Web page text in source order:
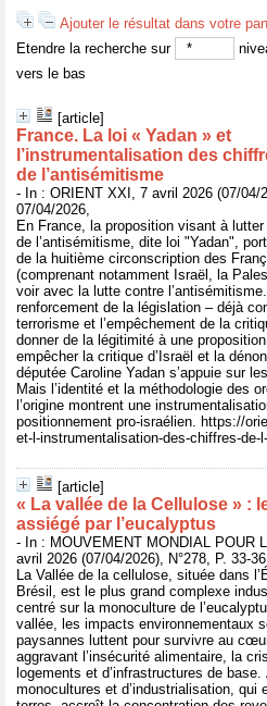
Ajouter le résultat dans votre
Etendre la recherche sur
vers le bas
[article]
France. La loi « Yadan » et
l’instrumentalisation des
de l’antisémitisme
- In : ORIENT XXI, 7 avril 2026 (07/04/
07/04/2026,
En France, la proposition visant à
de l’antisémitisme, dite loi "Yadan",
de la huitième circonscription des
(comprenant notamment Israël, la
voir avec la lutte contre
renforcement de la législation – déjà
terrorisme et l’empêchement de la
donner de la légitimité à une
empêcher la critique d’Israël et la
députée Caroline Yadan s’appuie sur
Mais l’identité et la méthodologie des
l’origine montrent une
positionnement pro-israélien. https://
et-l-instrumentalisation-des-chiffres-de-
[article]
« La vallée de la Cellulose » :
assiégé par l’eucalyptus
- In : MOUVEMENT MONDIAL POUR
avril 2026 (07/04/2026), N°278, P. 33-36
La Vallée de la cellulose, située dans
Brésil, est le plus grand complexe
centré sur la monoculture de
vallée, les impacts environnementaux
paysannes luttent pour survivre au
aggravant l’insécurité alimentaire, la
logements et d’infrastructures de
monocultures et d’industrialisation, qui